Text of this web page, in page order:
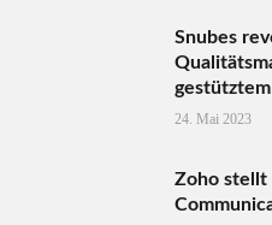
Snubes
gestütztem
24. Mai 2023
Zoho stellt